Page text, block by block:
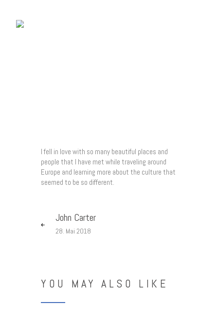
I fell in love with so many beautiful places and
people that I have met while traveling around
Europe and learning more about the culture that
seemed to be so different.
John Carter
28. Mai 2018
YOU MAY ALSO LIKE